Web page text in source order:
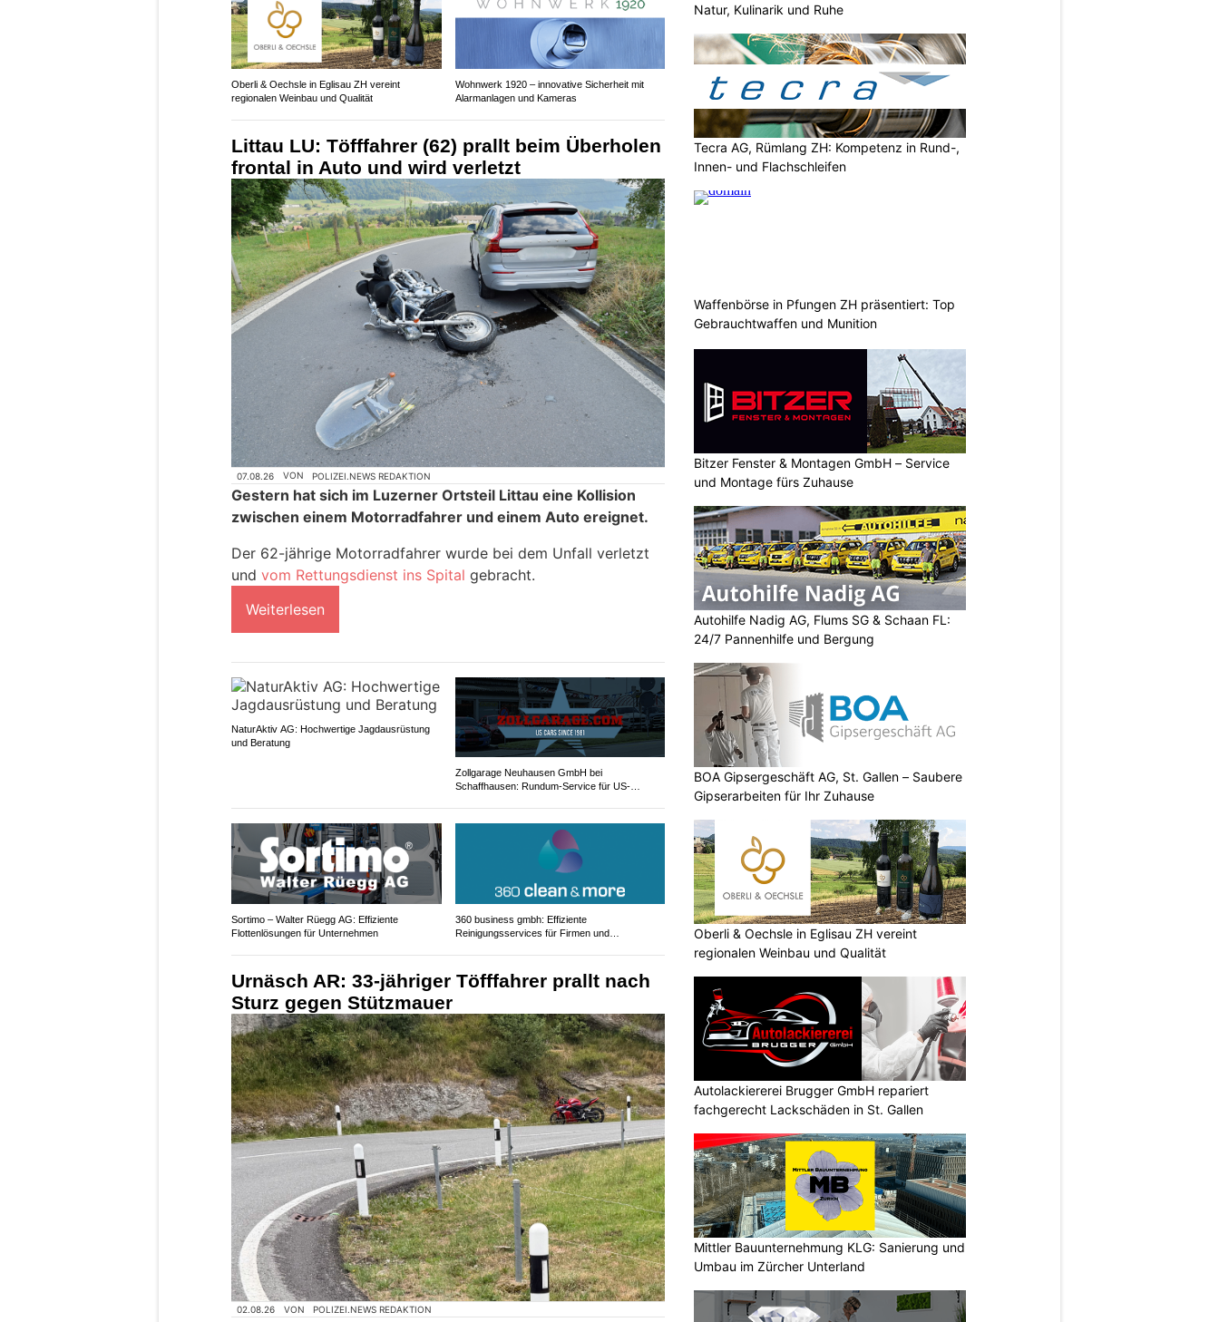
Oberli & Oechsle in Eglisau ZH vereint
regionalen Weinbau und Qualität
Wohnwerk 1920 – innovative Sicherheit mit
Alarmanlagen und Kameras
Littau LU: Töfffahrer (62) prallt beim Überholen
frontal in Auto und wird verletzt
07.08.26 VON POLIZEI.NEWS REDAKTION
Gestern hat sich im Luzerner Ortsteil Littau eine Kollision
zwischen einem Motorradfahrer und einem Auto ereignet.
Der 62-jährige Motorradfahrer wurde bei dem Unfall verletzt
und vom Rettungsdienst ins Spital gebracht.
Weiterlesen
NaturAktiv AG: Hochwertige Jagdausrüstung
und Beratung
Zollgarage Neuhausen GmbH bei
Schaffhausen: Rundum-Service für US-
Sortimo – Walter Rüegg AG: Effiziente
Flottenlösungen für Unternehmen
360 business gmbh: Effiziente
Reinigungsservices für Firmen und
Urnäsch AR: 33-jähriger Töfffahrer prallt nach
Sturz gegen Stützmauer
02.08.26 VON POLIZEI.NEWS REDAKTION
Natur, Kulinarik und Ruhe
Tecra AG, Rümlang ZH: Kompetenz in Rund-,
Innen- und Flachschleifen
Waffenbörse in Pfungen ZH präsentiert: Top
Gebrauchtwaffen und Munition
Bitzer Fenster & Montagen GmbH – Service
und Montage fürs Zuhause
Autohilfe Nadig AG, Flums SG & Schaan FL:
24/7 Pannenhilfe und Bergung
BOA Gipsergeschäft AG, St. Gallen – Saubere
Gipserarbeiten für Ihr Zuhause
Oberli & Oechsle in Eglisau ZH vereint
regionalen Weinbau und Qualität
Autolackiererei Brugger GmbH repariert
fachgerecht Lackschäden in St. Gallen
Mittler Bauunternehmung KLG: Sanierung und
Umbau im Zürcher Unterland